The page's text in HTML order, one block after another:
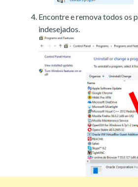
Encontre e remova todos os
indesejados.